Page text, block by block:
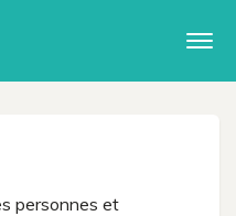
personnes et